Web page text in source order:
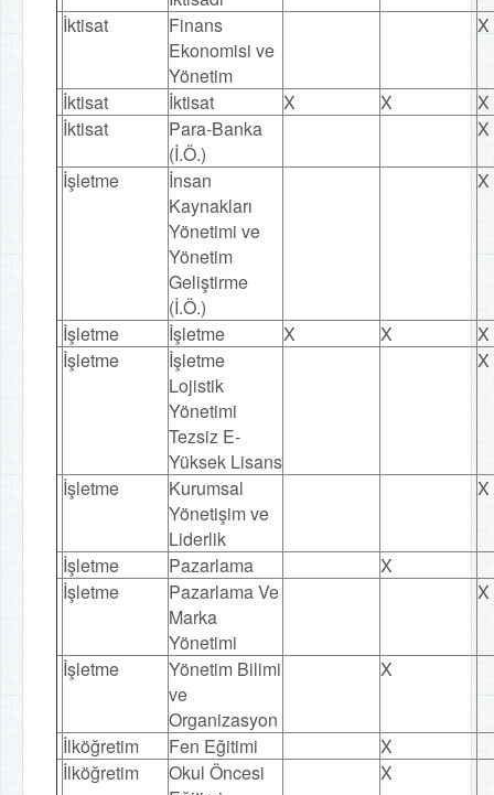
İktisat
Finans
Ekonomisi ve
Yönetim
X
İktisat İktisat X X
X
İktisat
Para-Banka
(İ.Ö.)
X
İşletme
İnsan
Kaynakları
Yönetimi ve
Yönetim
Geliştirme
(İ.Ö.)
X
İşletme İşletme X X
X
İşletme
İşletme
Lojistik
Yönetimi
Tezsiz E-
Yüksek Lisans
X
İşletme
Kurumsal
Yönetişim ve
Liderlik
X
İşletme Pazarlama
X
İşletme
Pazarlama Ve
Marka
Yönetimi
X
İşletme
Yönetim Bilimi
ve
Organizasyon
X
İlköğretim Fen Eğitimi
X
İlköğretim
Okul Öncesi
X